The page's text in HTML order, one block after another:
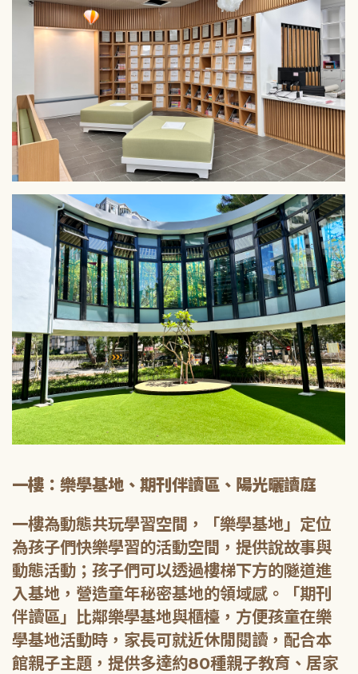
一樓：樂學基地、期刊伴讀區、陽光曬讀庭
一樓為動態共玩學習空間，「樂學基地」定位
為孩子們快樂學習的活動空間，提供說故事與
動態活動；孩子們可以透過樓梯下方的隧道進
入基地，營造童年秘密基地的領域感。「期刊
伴讀區」比鄰樂學基地與櫃檯，方便孩童在樂
學基地活動時，家長可就近休閒閱讀，配合本
館親子主題，提供多達約80種親子教育、居家